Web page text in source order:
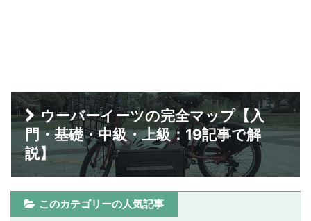
ウーバーイーツの完全マップ【入
門・基礎・中級・上級：19記事で解
説】
このカテゴリーの人気記事